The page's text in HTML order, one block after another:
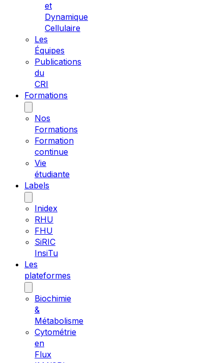
et
Dynamique
Cellulaire
Les
Équipes
Publications
du
CRI
Formations
Nos
Formations
Formation
continue
Vie
étudiante
Labels
Inidex
RHU
FHU
SiRIC
InsiTu
Les
plateformes
Biochimie
&
Métabolisme
Cytométrie
en
Flux